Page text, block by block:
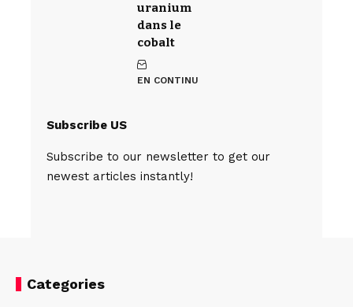
uranium
dans le
cobalt
EN CONTINU
Subscribe US
Subscribe to our newsletter to get our
newest articles instantly!
Categories